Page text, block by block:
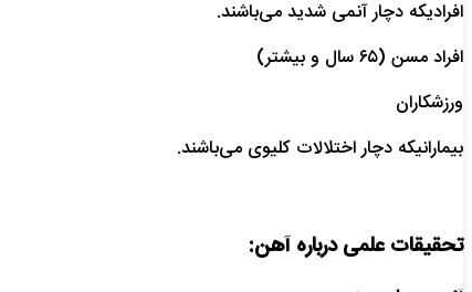
افرادیکه دچار آنمی شدید می‌باشند.
افراد مسن (۶۵ سال و بیشتر)
ورزشکاران
بیمارانیکه دچار اختلالات کلیوی می‌باشند.
تحقیقات علمی درباره آهن: